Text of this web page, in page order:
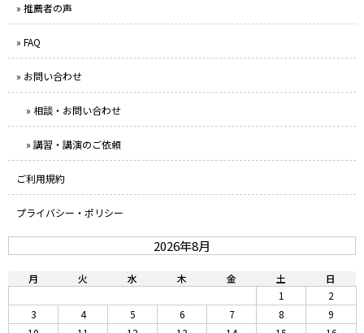
» 推薦者の声
» FAQ
» お問い合わせ
» 相談・お問い合わせ
» 講習・講演のご依頼
ご利用規約
プライバシー・ポリシー
2026年8月
月 火 水 木 金 土
日
1
2
3
4 5 6 7 8
9